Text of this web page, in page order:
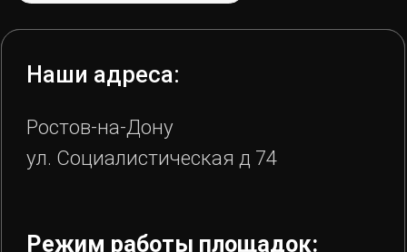
Разработал Ухорцев Д
Правила бронирования, оплаты и возврата